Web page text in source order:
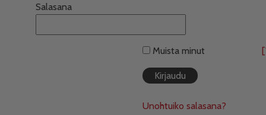
Salasana
Muista minut
Unohtuiko salasana?